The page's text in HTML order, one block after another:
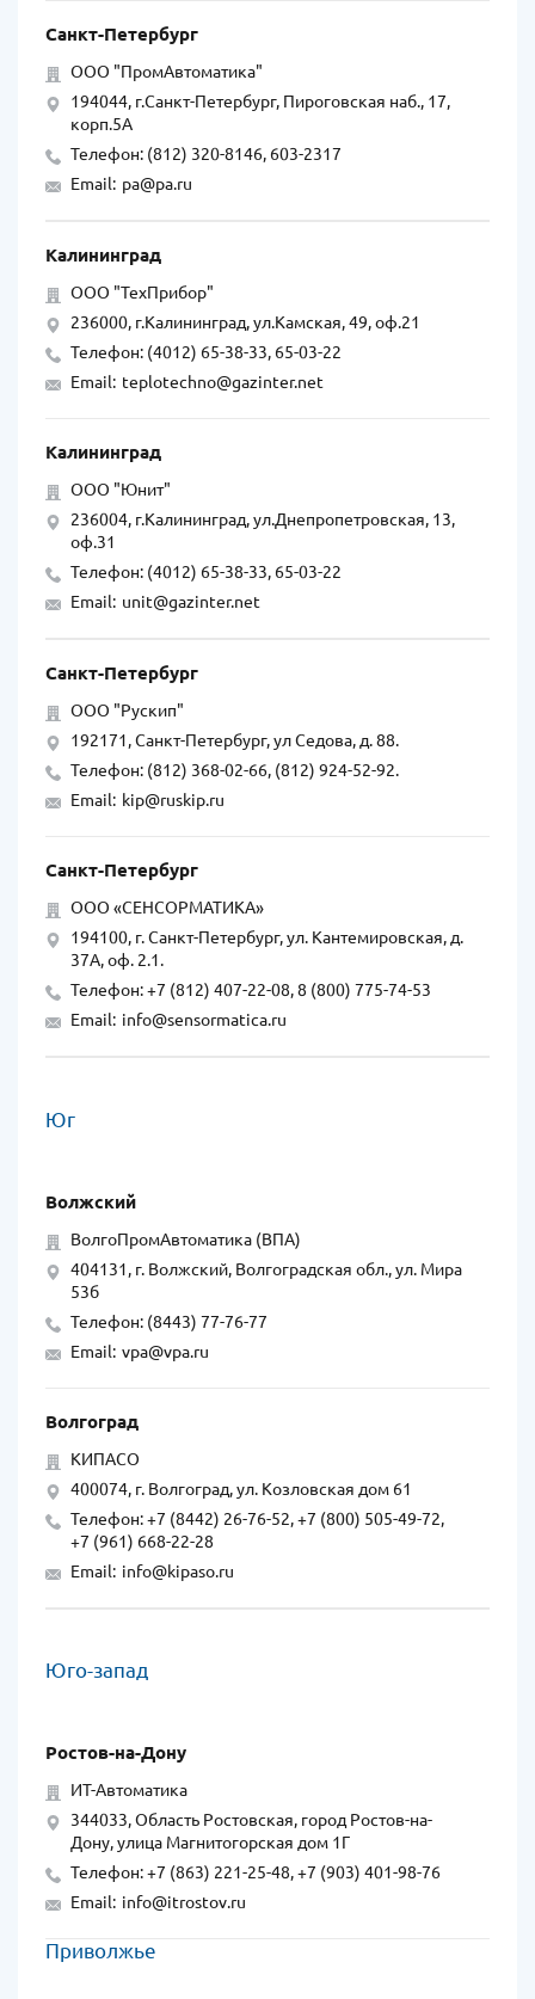
Санкт-Петербург
ООО "ПромАвтоматика"
194044, г.Санкт-Петербург, Пироговская наб., 17,
корп.5А
Телефон: (812) 320-8146, 603-2317
Email: pa@pa.ru
Калининград
ООО "ТехПрибор"
236000, г.Калининград, ул.Камская, 49, оф.21
Телефон: (4012) 65-38-33, 65-03-22
Email: teplotechno@gazinter.net
Калининград
ООО "Юнит"
236004, г.Калининград, ул.Днепропетровская, 13,
оф.31
Телефон: (4012) 65-38-33, 65-03-22
Email: unit@gazinter.net
Санкт-Петербург
ООО "Рускип"
192171, Санкт-Петербург, ул Седова, д. 88.
Телефон: (812) 368-02-66, (812) 924-52-92.
Email: kip@ruskip.ru
Санкт-Петербург
ООО «СЕНСОРМАТИКА»
194100, г. Санкт-Петербург, ул. Кантемировская, д.
37А, оф. 2.1.
Телефон: +7 (812) 407-22-08, 8 (800) 775-74-53
Email: info@sensormatica.ru
Юг
Волжский
ВолгоПромАвтоматика (ВПА)
404131, г. Волжский, Волгоградская обл., ул. Мира
53б
Телефон: (8443) 77-76-77
Email: vpa@vpa.ru
Волгоград
КИПАСО
400074, г. Волгоград, ул. Козловская дом 61
Телефон: +7 (8442) 26-76-52, +7 (800) 505-49-72,
+7 (961) 668-22-28
Email: info@kipaso.ru
Юго-запад
Ростов-на-Дону
ИТ-Автоматика
344033, Область Ростовская, город Ростов-на-
Дону, улица Магнитогорская дом 1Г
Телефон: +7 (863) 221-25-48, +7 (903) 401-98-76
Email: info@itrostov.ru
Приволжье